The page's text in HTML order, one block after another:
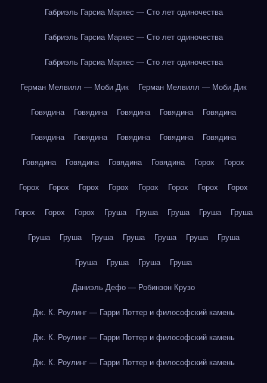
Габриэль Гарсиа Маркес — Сто лет одиночества
Габриэль Гарсиа Маркес — Сто лет одиночества
Габриэль Гарсиа Маркес — Сто лет одиночества
Герман Мелвилл — Моби Дик Герман Мелвилл — Моби Дик
Говядина Говядина Говядина Говядина Говядина
Говядина Говядина Говядина Говядина Говядина
Говядина Говядина Говядина Говядина Горох Горох
Горох Горох Горох Горох Горох Горох Горох Горох
Горох Горох Горох Груша Груша Груша Груша Груша
Груша Груша Груша Груша Груша Груша Груша
Груша Груша Груша Груша
Даниэль Дефо — Робинзон Крузо
Дж. К. Роулинг — Гарри Поттер и философский камень
Дж. К. Роулинг — Гарри Поттер и философский камень
Дж. К. Роулинг — Гарри Поттер и философский камень